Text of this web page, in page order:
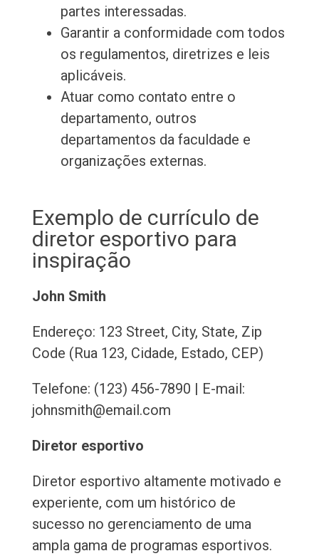
partes interessadas.
Garantir a conformidade com todos
os regulamentos, diretrizes e leis
aplicáveis.
Atuar como contato entre o
departamento, outros
departamentos da faculdade e
organizações externas.
Exemplo de currículo de
diretor esportivo para
inspiração
John Smith
Endereço: 123 Street, City, State, Zip
Code (Rua 123, Cidade, Estado, CEP)
Telefone: (123) 456-7890 | E-mail:
johnsmith@email.com
Diretor esportivo
Diretor esportivo altamente motivado e
experiente, com um histórico de
sucesso no gerenciamento de uma
ampla gama de programas esportivos.